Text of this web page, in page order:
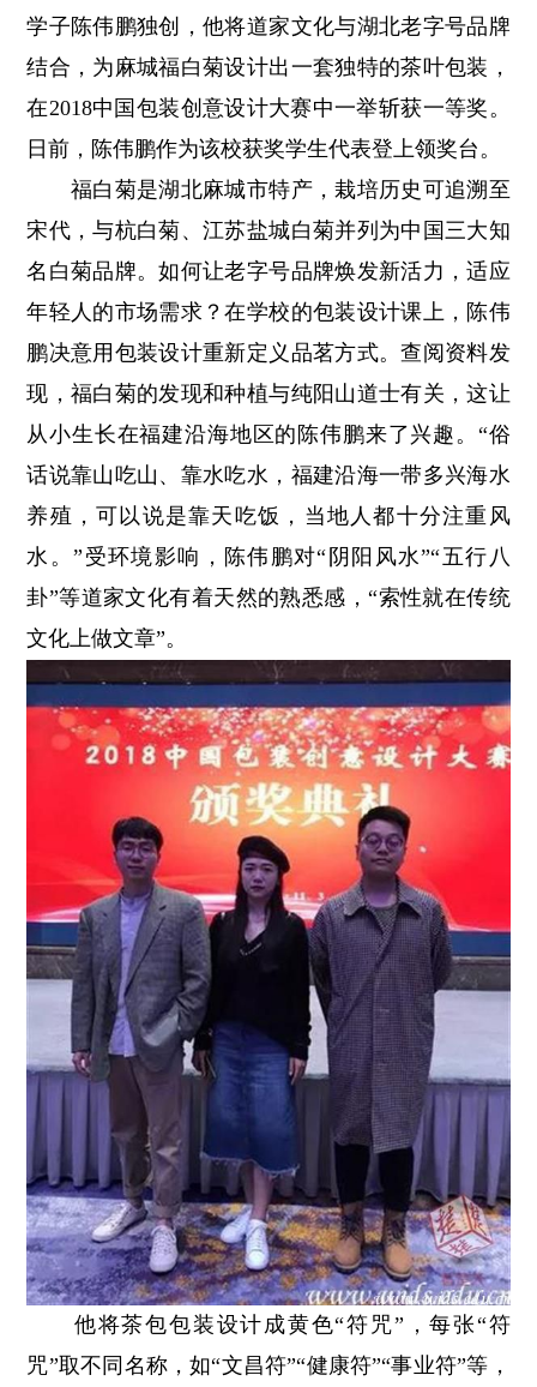
学子陈伟鹏独创，他将道家文化与湖北老字号品牌
结合，为麻城福白菊设计出一套独特的茶叶包装，
在2018中国包装创意设计大赛中一举斩获一等奖。
日前，陈伟鹏作为该校获奖学生代表登上领奖台。
福白菊是湖北麻城市特产，栽培历史可追溯至
宋代，与杭白菊、江苏盐城白菊并列为中国三大知
名白菊品牌。如何让老字号品牌焕发新活力，适应
年轻人的市场需求？在学校的包装设计课上，陈伟
鹏决意用包装设计重新定义品茗方式。查阅资料发
现，福白菊的发现和种植与纯阳山道士有关，这让
从小生长在福建沿海地区的陈伟鹏来了兴趣。“俗
话说靠山吃山、靠水吃水，福建沿海一带多兴海水
养殖，可以说是靠天吃饭，当地人都十分注重风
水。”受环境影响，陈伟鹏对“阴阳风水”“五行八
卦”等道家文化有着天然的熟悉感，“索性就在传统
文化上做文章”。
他将茶包包装设计成黄色“符咒”，每张“符
咒”取不同名称，如“文昌符”“健康符”“事业符”等，